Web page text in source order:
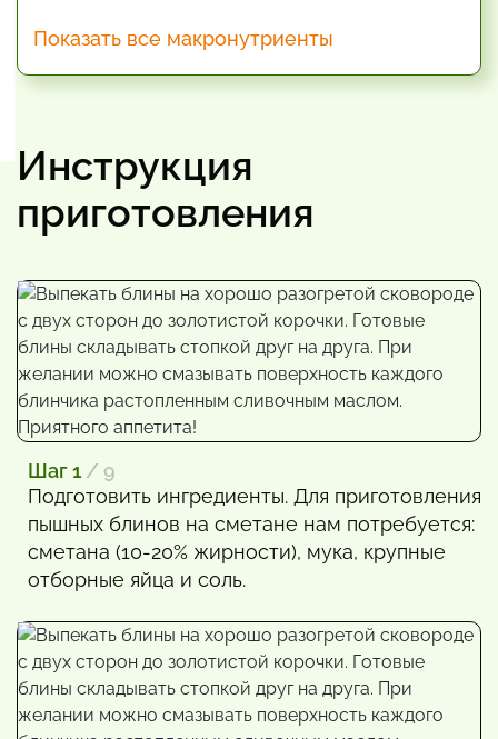
Показать все макронутриенты
Инструкция
приготовления
Шаг 1 / 9
Подготовить ингредиенты. Для приготовления
пышных блинов на сметане нам потребуется:
сметана (10-20% жирности), мука, крупные
отборные яйца и соль.